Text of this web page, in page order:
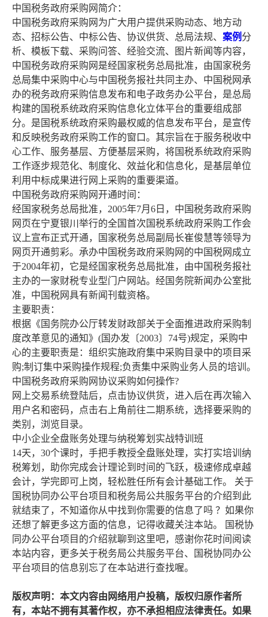
中国税务政府采购网简介：
中国税务政府采购网为广大用户提供采购动态、地方动
态、招标公告、中标公告、协议供货、总局法规、 案例 分
析、模板下载、采购问答、经验交流、图片新闻等内容，
中国税务政府采购网是经国家税务总局批准，由国家税务
总局集中采购中心与中国税务报社共同主办、中国税网承
办的税务政府采购信息发布和电子政务办公平台，是总局
构建的国税系统政府采购信息化立体平台的重要组成部
分。是国税系统政府采购最权威的信息发布平台，是宣传
和反映税务政府采购工作的窗口。其宗旨在于服务税收中
心工作、服务基层、方便基层采购，将国税系统政府采购
工作逐步规范化、制度化、效益化和信息化，是基层单位
利用中标成果进行网上采购的重要渠道。
中国税务政府采购网开通时间：
经国家税务总局批准，2005年7月6日，中国税务政府采购
网页在宁夏银川举行的全国首次国税系统政府采购工作会
议上宣布正式开通，国家税务总局副局长崔俊慧等领导为
网页开通剪彩。承办中国税务政府采购网的中国税网成立
于2004年初，它是经国家税务总局批准，由中国税务报社
主办的一家财税专业型门户网站。经国务院新闻办公室批
准，中国税网具有新闻刊载资格。
主要职责：
根据《国务院办公厅转发财政部关于全面推进政府采购制
度改革意见的通知》(国办发〔2003〕74号)规定，采购中
心的主要职责是：组织实施政府集中采购目录中的项目采
购;制订集中采购操作规程;负责集中采购业务人员的培训。
中国税务政府采购网协议采购如何操作?
网上交易系统登陆后，点击协议供货，进入后在再次输入
用户名和密码，点击右上角前往二期系统，选择要采购的
类别，浏览目录。
中小企业全盘账务处理与纳税筹划实战特训班
14天，30个课时，手把手教授全盘账处理，实打实培训纳
税筹划，助你完成会计理论到时间的飞跃，极速修成卓越
会计，学完即可上岗，轻松胜任所有会计基础工作。 关于
国税协同办公平台项目和税务局公共服务平台的介绍到此
就结束了，不知道你从中找到你需要的信息了吗 ？如果你
还想了解更多这方面的信息，记得收藏关注本站。 国税协
同办公平台项目的介绍就聊到这里吧，感谢你花时间阅读
本站内容，更多关于税务局公共服务平台、国税协同办公
平台项目的信息别忘了在本站进行查找喔。
版权声明：本文内容由网络用户投稿，版权归原作者所
有，本站不拥有其著作权，亦不承担相应法律责任。如果